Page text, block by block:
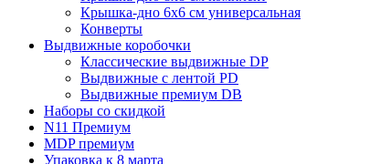
Крышка-дно 6x6 см универсальная
Конверты
Выдвижные коробочки
Классические выдвижные DP
Выдвижные с лентой PD
Выдвижные премиум DB
Наборы со скидкой
N11 Премиум
MDP премиум
Упаковка к 8 марта